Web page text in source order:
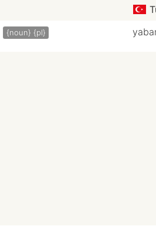
{noun} {pl}